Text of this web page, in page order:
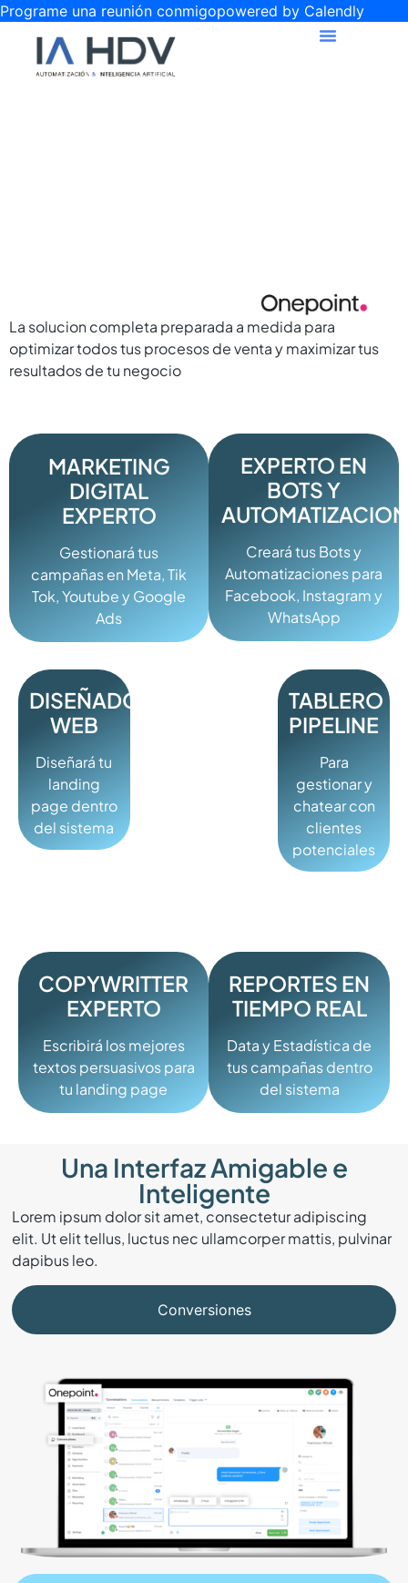
Programe una reunión conmigopowered by Calendly
La solucion completa preparada a medida para
optimizar todos tus procesos de venta y maximizar tus
resultados de tu negocio
MARKETING
DIGITAL
EXPERTO
Gestionará tus
campañas en Meta, Tik
Tok, Youtube y Google
Ads
EXPERTO EN
BOTS Y
Creará tus Bots y
Automatizaciones para
Facebook, Instagram y
WhatsApp
DISEÑADOR
WEB
Diseñará tu
landing
page dentro
del sistema
TABLERO
PIPELINE
Para
gestionar y
chatear con
clientes
potenciales
COPYWRITTER
EXPERTO
Escribirá los mejores
textos persuasivos para
tu landing page
REPORTES EN
TIEMPO REAL
Data y Estadística de
tus campañas dentro
del sistema
Una Interfaz Amigable e
Inteligente
Lorem ipsum dolor sit amet, consectetur adipiscing
elit. Ut elit tellus, luctus nec ullamcorper mattis, pulvinar
dapibus leo.
Conversiones